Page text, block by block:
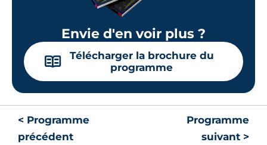
Envie d'en voir plus ?
📖
Télécharger la brochure du
programme
< Programme
précédent
Programme
suivant >